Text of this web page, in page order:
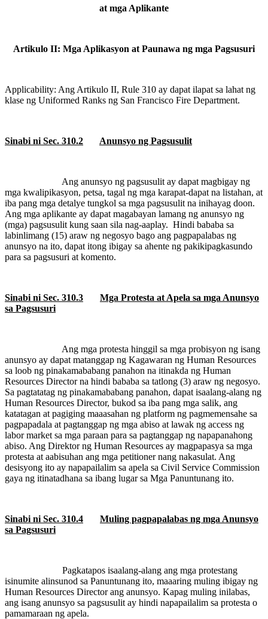
at mga Aplikante
Artikulo II: Mga Aplikasyon at Paunawa ng mga Pagsusuri
Applicability: Ang Artikulo II, Rule 310 ay dapat ilapat sa lahat ng
klase ng Uniformed Ranks ng San Francisco Fire Department.
Sinabi ni Sec. 310.2 Anunsyo ng Pagsusulit
Ang anunsyo ng pagsusulit ay dapat magbigay ng
mga kwalipikasyon, petsa, tagal ng mga karapat-dapat na listahan, at
iba pang mga detalye tungkol sa mga pagsusulit na inihayag doon.
Ang mga aplikante ay dapat magabayan lamang ng anunsyo ng
(mga) pagsusulit kung saan sila nag-aaplay. Hindi bababa sa
labinlimang (15) araw ng negosyo bago ang pagpapalabas ng
anunsyo na ito, dapat itong ibigay sa ahente ng pakikipagkasundo
para sa pagsusuri at komento.
Sinabi ni Sec. 310.3
Mga Protesta at Apela sa mga Anunsyo
sa Pagsusuri
Ang mga protesta hinggil sa mga probisyon ng isang
anunsyo ay dapat matanggap ng Kagawaran ng Human Resources
sa loob ng pinakamababang panahon na itinakda ng Human
Resources Director na hindi bababa sa tatlong (3) araw ng negosyo.
Sa pagtatatag ng pinakamababang panahon, dapat isaalang-alang ng
Human Resources Director, bukod sa iba pang mga salik, ang
katatagan at pagiging maaasahan ng platform ng pagmemensahe sa
pagpapadala at pagtanggap ng mga abiso at lawak ng access ng
labor market sa mga paraan para sa pagtanggap ng napapanahong
abiso. Ang Direktor ng Human Resources ay magpapasya sa mga
protesta at aabisuhan ang mga petitioner nang nakasulat. Ang
desisyong ito ay napapailalim sa apela sa Civil Service Commission
gaya ng itinatadhana sa ibang lugar sa Mga Panuntunang ito.
Sinabi ni Sec. 310.4
Muling pagpapalabas ng mga Anunsyo
sa Pagsusuri
Pagkatapos isaalang-alang ang mga protestang
isinumite alinsunod sa Panuntunang ito, maaaring muling ibigay ng
Human Resources Director ang anunsyo. Kapag muling inilabas,
ang isang anunsyo sa pagsusulit ay hindi napapailalim sa protesta o
pamamaraan ng apela.